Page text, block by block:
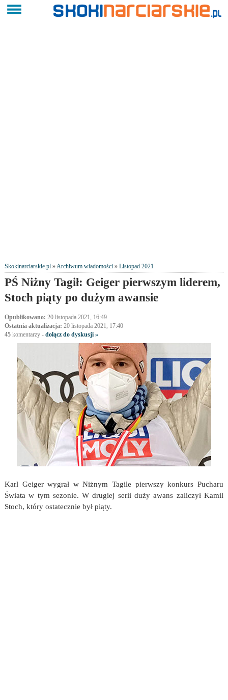
Skokinarciarskie.pl»Archiwum wiadomości» Listopad 2021
PŚ Niżny Tagił: Geiger pierwszym liderem,
Stoch piąty po dużym awansie
Opublikowano: 20 listopada 2021, 16:49
Ostatnia aktualizacja: 20 listopada 2021, 17:40
45komentarzy- dołącz do dyskusji »
Karl Geiger wygrał w Niżnym Tagile pierwszy konkurs Pucharu
Świata w tym sezonie. W drugiej serii duży awans zaliczył Kamil
Stoch, który ostatecznie był piąty.